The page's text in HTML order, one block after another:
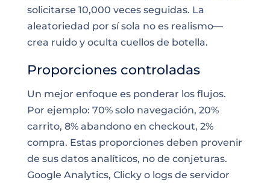
solicitarse 10,000 veces seguidas. La
aleatoriedad por sí sola no es realismo—
crea ruido y oculta cuellos de botella.
Proporciones controladas
Un mejor enfoque es ponderar los flujos.
Por ejemplo: 70% solo navegación, 20%
carrito, 8% abandono en checkout, 2%
compra. Estas proporciones deben provenir
de sus datos analíticos, no de conjeturas.
Google Analytics, Clicky o logs de servidor